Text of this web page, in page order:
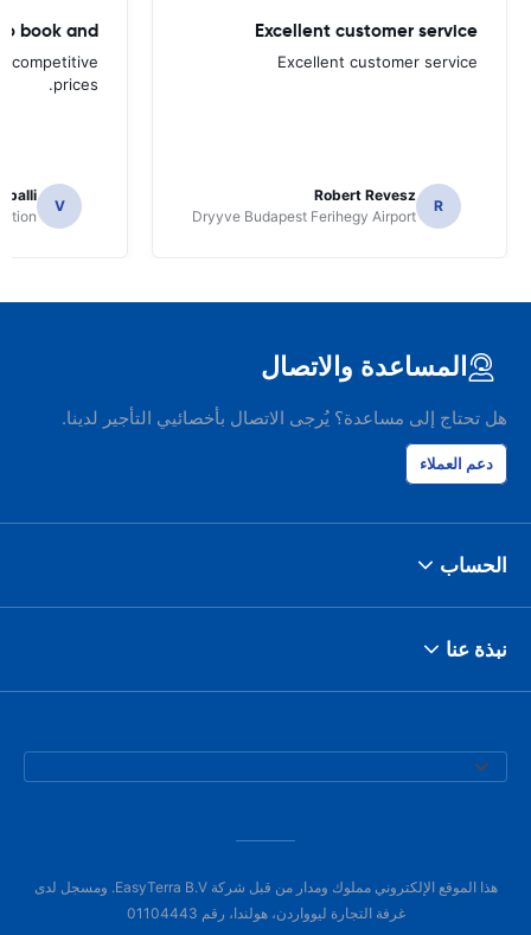
Excellent customer service
Excellent customer service
R
Robert Revesz
Dryyve Budapest Ferihegy Airport
book and
competitive
prices.
V
المساعدة والاتصال
هل تحتاج إلى مساعدة؟ يُرجى الاتصال بأخصائيي التأجير لدينا.
دعم العملاء
الحساب
نبذة عنا
هذا الموقع الإلكتروني مملوك ومدار من قبل شركة EasyTerra B.V. ومسجل لدى
غرفة التجارة ليوواردن، هولندا، رقم 01104443